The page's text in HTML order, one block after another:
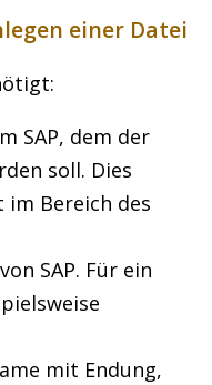
einer Datei
SAP, dem der
soll. Dies
im Bereich des
SAP. Für ein
mit Endung,